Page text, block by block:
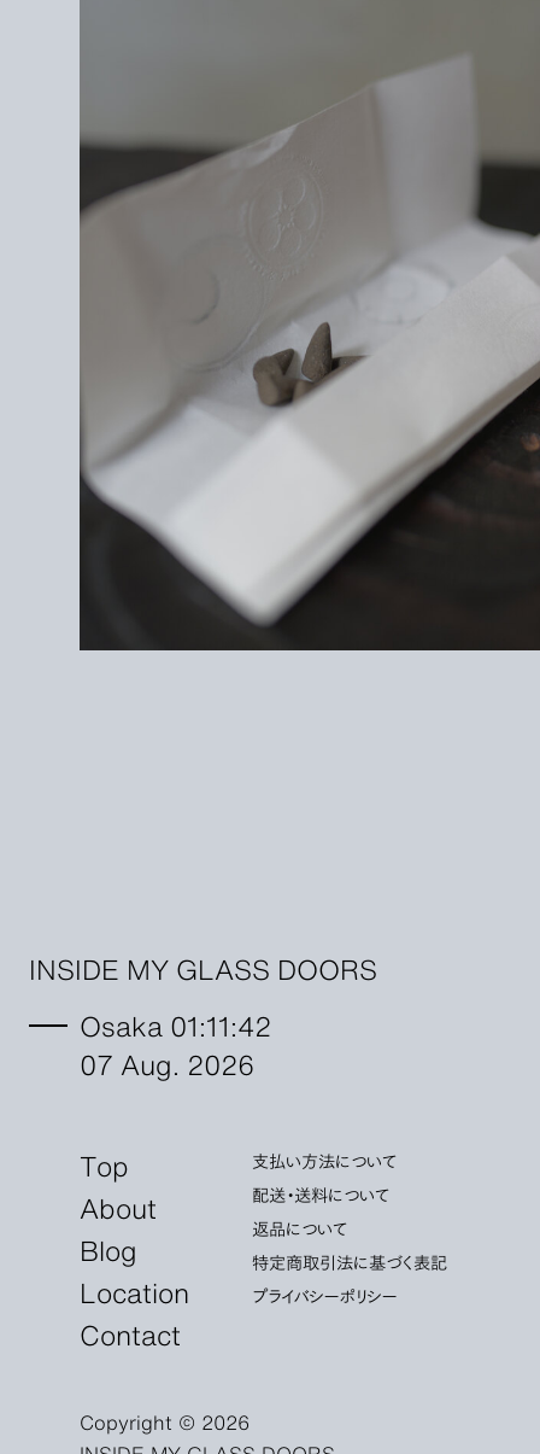
INSIDE MY GLASS DOORS
Osaka 01:11:43
07 Aug. 2026
Top
About
Blog
Location
Contact
支払い方法について
配送・送料について
返品について
特定商取引法に基づく表記
プライバシーポリシー
Copyright © 2026